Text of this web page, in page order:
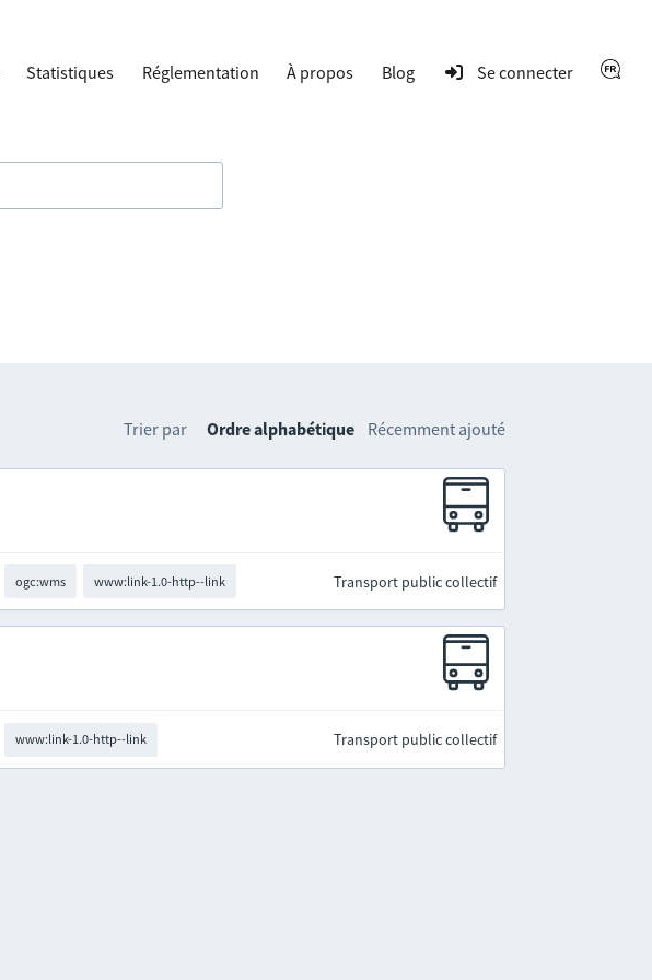
Statistiques Réglementation À propos Blog Se connecter
Trier par Ordre alphabétique Récemment ajouté
ogc:wms www:link-1.0-http--link Transport public collectif
www:link-1.0-http--link Transport public collectif